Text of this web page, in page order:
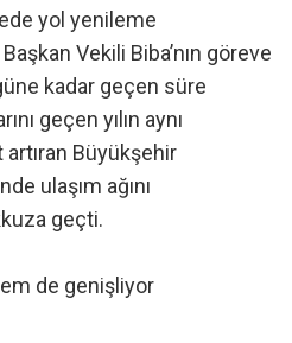
yol yenileme
Vekili Biba’nın göreve
kadar geçen süre
geçen yılın aynı
Büyükşehir
ulaşım ağını
geçti.
de genişliyor